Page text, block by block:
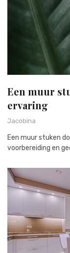
Een muur
ervaring
Jacobina
Een muur stuken
voorbereiding en